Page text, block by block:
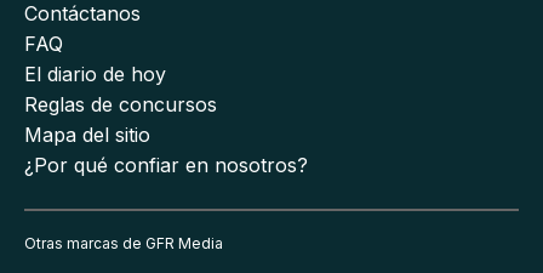
Contáctanos
FAQ
El diario de hoy
Reglas de concursos
Mapa del sitio
¿Por qué confiar en nosotros?
Otras marcas de GFR Media